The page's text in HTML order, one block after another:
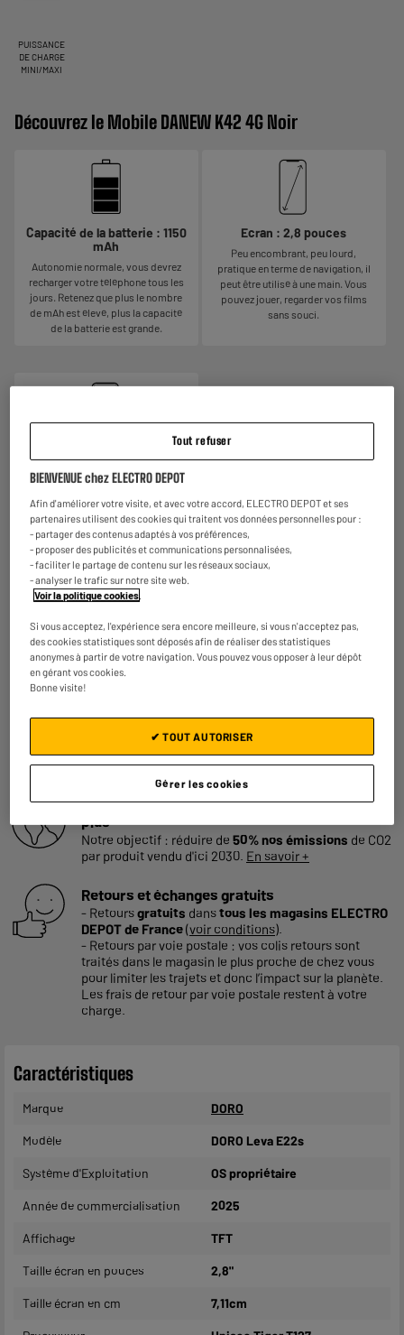
PUISSANCE
DE CHARGE
MINI/MAXI
Découvrez le Mobile DANEW K42 4G Noir
Capacité de la batterie : 1150
mAh
Autonomie normale, vous devrez
recharger votre téléphone tous les
jours. Retenez que plus le nombre
de mAh est élevé, plus la capacité
de la batterie est grande.
Ecran : 2,8 pouces
Peu encombrant, peu lourd,
pratique en terme de navigation, il
peut être utilisé à une main. Vous
pouvez jouer, regarder vos films
sans souci.
Appareil photo : 0,3 MP
La qualité de la photo dépend du
smartphone. Plus celui-ci possède
de mégapixels, plus la photo sera
détaillée, avec de belles couleurs.
Chaque capteur possède sa propre
fonction : téléobjectif, grand angle,
macro etc…
Reprise de votre ancien appareil
Nous reprenons
Jusqu'enaoût 2028
Consommez plus responsable, économisez
plus
Notre objectif : réduire de 50% nos émissions de CO2
par produit vendu d'ici 2030. En savoir +
Retours et échanges gratuits
- Retoursgratuits danstous les magasins ELECTRO
DEPOT de France(voir conditions).
- Retours par voie postale : vos colis retours sont
traités dans le magasin le plus proche de chez vous
pour limiter les trajets et donc l’impact sur la planète.
Les frais de retour par voie postale restent à votre
charge.
Caractéristiques
Marque DORO
Modèle DORO Leva E22s
Système d'Exploitation OS propriétaire
Année de commercialisation 2025
Affichage TFT
Taille écran en pouces 2,8"
Taille écran en cm 7,11cm
Tout refuser
BIENVENUE chez ELECTRO DEPOT
Afin d'améliorer votre visite, et avec votre accord, ELECTRO DEPOT et ses
partenaires utilisent des cookies qui traitent vos données personnelles pour :
- partager des contenus adaptés à vos préférences,
- proposer des publicités et communications personnalisées,
- faciliter le partage de contenu sur les réseaux sociaux,
- analyser le trafic sur notre site web.
Voir la politique cookies
Si vous acceptez, l'expérience sera encore meilleure, si vous n'acceptez pas,
des cookies statistiques sont déposés afin de réaliser des statistiques
anonymes à partir de votre navigation. Vous pouvez vous opposer à leur dépôt
en gérant vos cookies.
Bonne visite!
Gérer les cookies
✔ TOUT AUTORISER